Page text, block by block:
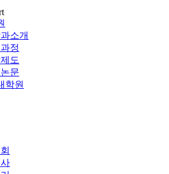
소개
정
도
문
학원